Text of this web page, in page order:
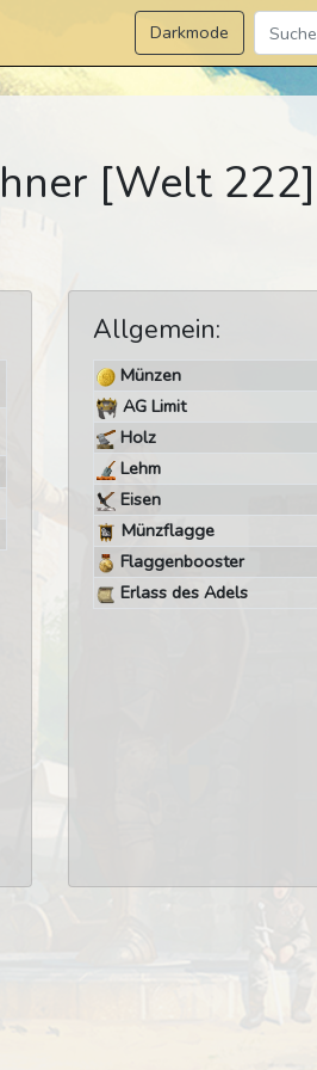
Darkmode
[Welt 222]
Allgemein:
Münzen
AG Limit
Holz
Lehm
Eisen
Münzflagge
Flaggenbooster
Erlass des Adels